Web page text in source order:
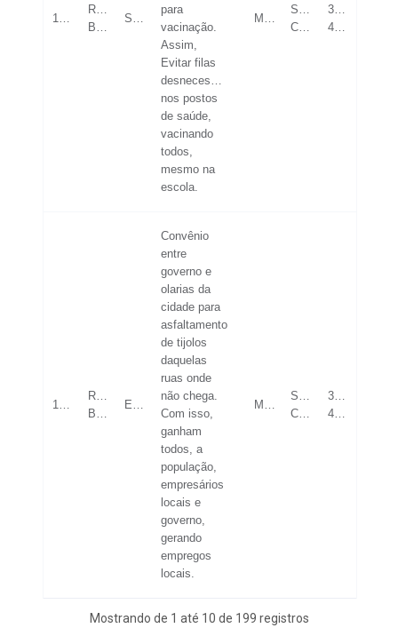
19/05/2023
Rio
Branco
SAÚDE
para
vacinação.
Assim,
Evitar filas
desnecessária
nos postos
de saúde,
vacinando
todos,
mesmo na
escola.
MASCULINO
SUPERIOR
COMPLETO
36-
42
19/05/2023
Rio
Branco
ECONOMIA
Convênio
entre
governo e
olarias da
cidade para
asfaltamento
de tijolos
daquelas
ruas onde
não chega.
Com isso,
ganham
todos, a
população,
empresários
locais e
governo,
gerando
empregos
locais.
MASCULINO
SUPERIOR
COMPLETO
36-
42
Mostrando de 1 até 10 de 199 registros